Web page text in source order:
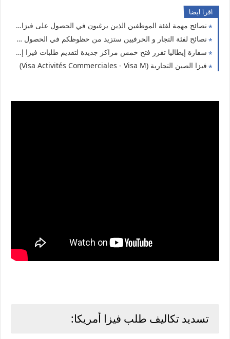
اقرا ايضا
نصائح مهمة لفئة الموظفين الذين يرغبون في الحصول على فيزا شنغن
نصائح لفئة التجار و الحرفيين ستزيد من حظوظكم في الحصول على فيزا شنغن
سفارة إيطاليا تقرر فتح خمس مراكز جديدة لتقديم طلبات فيزا إيطاليا
فيزا الصين التجارية (Visa Activités Commerciales - Visa M)
تسديد تكاليف طلب فيزا أمريكا: